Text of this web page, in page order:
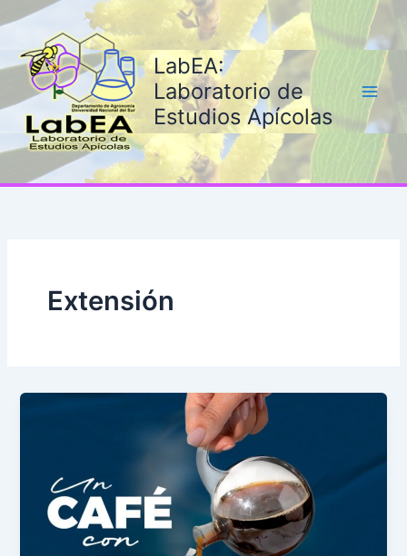
al
contenido
LabEA:
Laboratorio de
Estudios Apícolas
Extensión